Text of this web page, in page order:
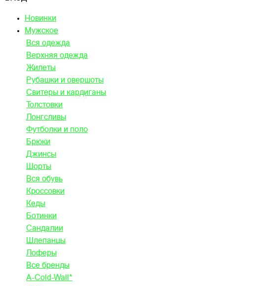
Новинки
Мужское
Вся одежда
Верхняя одежда
Жилеты
Рубашки и овершоты
Свитеры и кардиганы
Толстовки
Лонгсливы
Футболки и поло
Брюки
Джинсы
Шорты
Вся обувь
Кроссовки
Кеды
Ботинки
Сандалии
Шлепанцы
Лоферы
Все бренды
A-Cold-Wall*